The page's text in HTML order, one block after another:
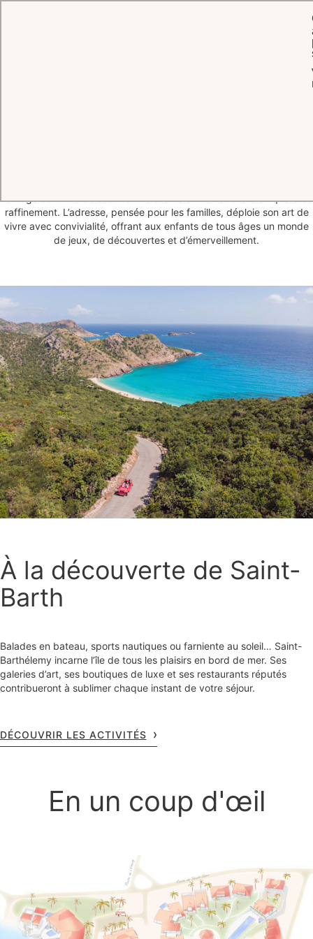
héritage continue de séduire une clientèle internationale en quête de
raffinement. L’adresse, pensée pour les familles, déploie son art de
vivre avec convivialité, offrant aux enfants de tous âges un monde
de jeux, de découvertes et d’émerveillement.
À la découverte de Saint-
Barth
Balades en bateau, sports nautiques ou farniente au soleil… Saint-
Barthélemy incarne l’île de tous les plaisirs en bord de mer. Ses
galeries d’art, ses boutiques de luxe et ses restaurants réputés
contribueront à sublimer chaque instant de votre séjour.
DÉCOUVRIR LES ACTIVITÉS
En un coup d'œil